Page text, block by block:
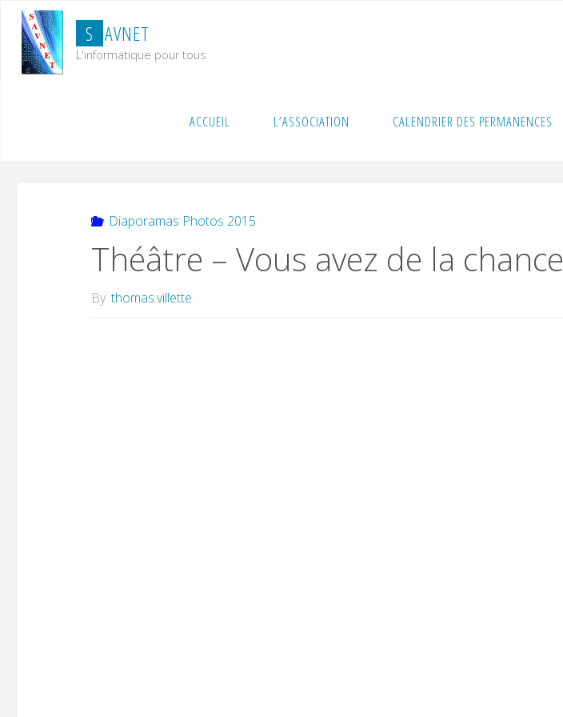
content
S AVNET
L'informatique pour tous
ACCUEIL L’ASSOCIATION CALENDRIER DES PERMANENCES
Diaporamas Photos 2015
Théâtre – Vous avez de la chance
By thomas.villette